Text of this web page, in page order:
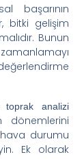
başarının
bitki gelişim
Bunun
toprak analizi
dönemlerini
durumu
Ek olarak